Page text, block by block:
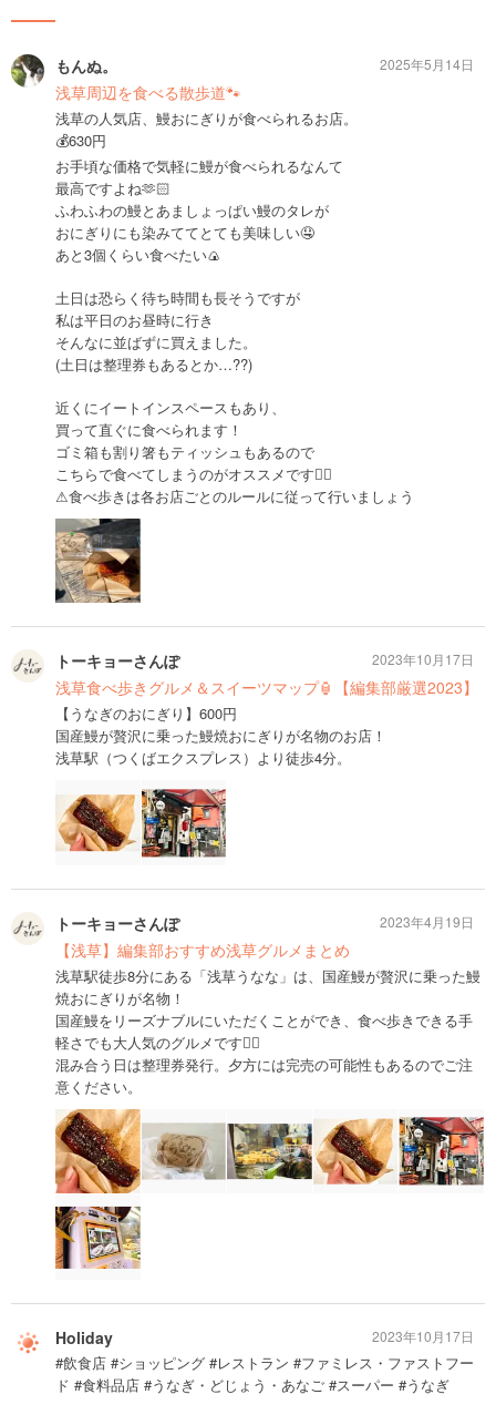
もんぬ。
浅草周辺を食べる散歩道🐾
浅草の人気店、鰻おにぎりが食べられるお店。
💰630円
お手頃な価格で気軽に鰻が食べられるなんて
最高ですよね🫶🏻
ふわふわの鰻とあましょっぱい鰻のタレが
おにぎりにも染みててとても美味しい🤤
あと3個くらい食べたい🍙
土日は恐らく待ち時間も長そうですが
私は平日のお昼時に行き
そんなに並ばずに買えました。
(土日は整理券もあるとか…??)
近くにイートインスペースもあり、
買って直ぐに食べられます！
ゴミ箱も割り箸もティッシュもあるので
こちらで食べてしまうのがオススメです🙆‍♀️
⚠︎︎食べ歩きは各お店ごとのルールに従って行いましょう
2025年5月14日
トーキョーさんぽ
浅草食べ歩きグルメ＆スイーツマップ🏮【編集部厳選2023】
【うなぎのおにぎり】600円
国産鰻が贅沢に乗った鰻焼おにぎりが名物のお店！
浅草駅（つくばエクスプレス）より徒歩4分。
2023年10月17日
トーキョーさんぽ
【浅草】編集部おすすめ浅草グルメまとめ
浅草駅徒歩8分にある「浅草うなな」は、国産鰻が贅沢に乗った鰻
焼おにぎりが名物！
国産鰻をリーズナブルにいただくことができ、食べ歩きできる手
軽さでも大人気のグルメです🙆‍♀️
混み合う日は整理券発行。夕方には完売の可能性もあるのでご注
意ください。
2023年4月19日
Holiday
#飲食店 #ショッピング #レストラン #ファミレス・ファストフー
ド #食料品店 #うなぎ・どじょう・あなご #スーパー #うなぎ
2023年10月17日